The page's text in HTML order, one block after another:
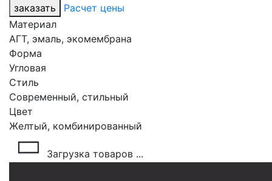
заказать
Расчет цены
Материал
АГТ, эмаль, экомембрана
Форма
Угловая
Стиль
Современный, стильный
Цвет
Желтый, комбинированный
Загрузка товаров ...